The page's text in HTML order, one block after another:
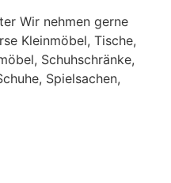
Wir nehmen gerne
Kleinmöbel, Tische,
Schuhschränke,
Spielsachen,